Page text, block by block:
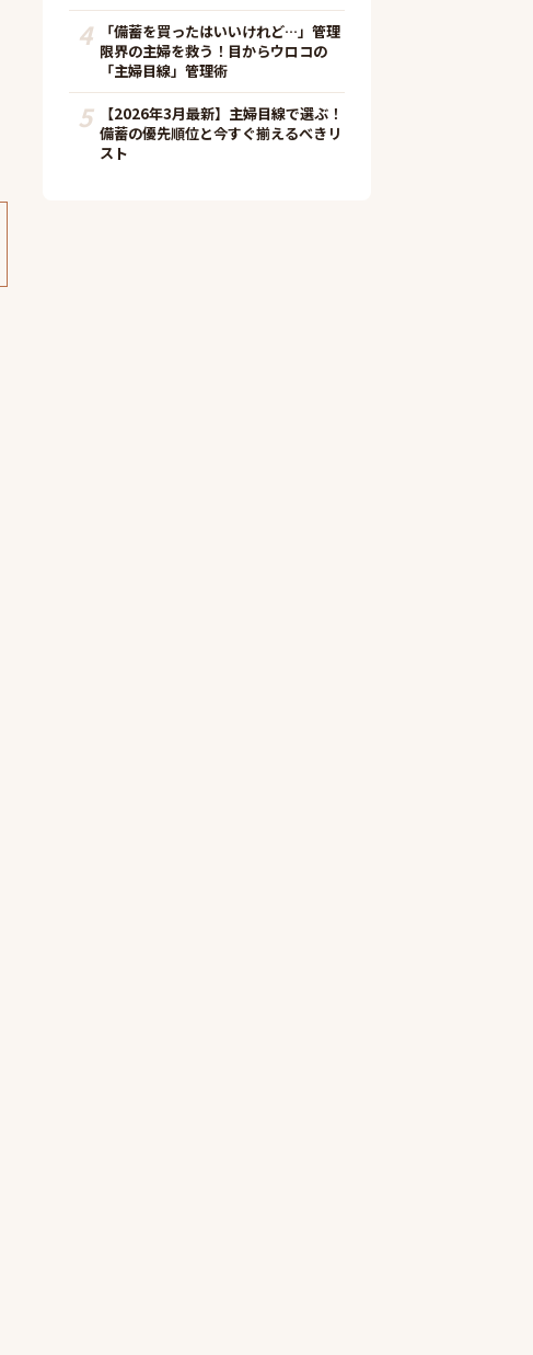
4
「備蓄を買ったはいいけれど…」管理
限界の主婦を救う！目からウロコの
「主婦目線」管理術
5
【2026年3月最新】主婦目線で選ぶ！
備蓄の優先順位と今すぐ揃えるべきリ
スト